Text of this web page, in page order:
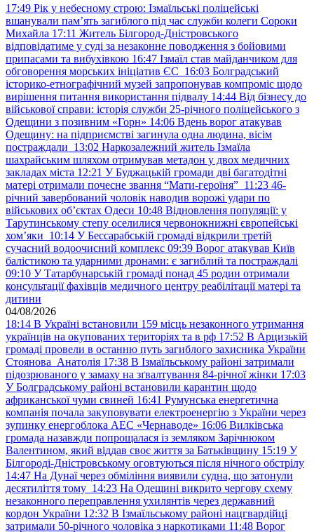
17:49 Рік у небесному строю: Ізмаїльські поліцейські
вшанували пам’ять загиблого під час служби колеги Сороки
Михайла 17:11 Житель Білгород-Дністровського
відповідатиме у суді за незаконне поводження з бойовими
припасами та вибухівкою 16:47 Ізмаїл став майданчиком для
обговорення морських ініціатив ЄС 16:03 Болградський
історико-етнографічний музей запропонував компроміс щодо
вирішення питання використання підвалу 14:44 Від бізнесу до
військової справи: історія служби 25-річного поліцейського з
Одещини з позивним «Горн» 14:06 Вдень ворог атакував
Одещину: на підприємстві загинула одна людина, вісім
постраждали 13:02 Наркозалежний житель Ізмаїла
шахрайським шляхом отримував метадон у двох медичних
закладах міста 12:21 У Буджацькій громади дві багатодітні
матері отримали почесне звання “Мати-героїня” 11:23 46-
річний завербований чоловік наводив ворожі удари по
військових обʼєктах Одеси 10:48 Відновлення популяції: у
Тарутинському степу оселилися червонокнижні європейські
хом’яки 10:14 У Бессарабській громаді відкрили третій
сучасний водоочисний комплекс 09:39 Ворог атакував Київ
балістикою та ударними дронами: є загиблий та постраждалі
09:10 У Татарбунарській громаді понад 45 родин отримали
консультації фахівців медичного центру реабілітації матері та
дитини
04/08/2026
18:14 В Україні встановили 159 місць незаконного утримання
українців на окупованих територіях та в рф 17:52 В Арцизькій
громаді провели в останню путь загиблого захисника України
Стоянова Анатолія 17:38 В Ізмаїльському районі затримали
підозрюваного у замаху на зґвалтування 84-річної жінки 17:03
У Болградському районі встановили карантин щодо
африканської чуми свиней 16:41 Румунська енергетична
компанія почала закуповувати електроенергію з України через
зупинку енергоблока АЕС «Чернаводе» 16:06 Вилківська
громада назавжди попрощалася із земляком Зарічнюком
Валентином, який віддав своє життя за Батьківщину 15:19 У
Білгороді-Дністровському оговтуються після нічного обстрілу
14:47 На Дунаї через обміління виявили судна, що затонули
десятиліття тому 14:23 На Одещині викрито чергову схему
незаконного переправлення ухилянтів через державний
кордон України 12:32 В Ізмаїльському районі нацгвардійці
затримали 50-річного чоловіка з наркотиками 11:48 Ворог